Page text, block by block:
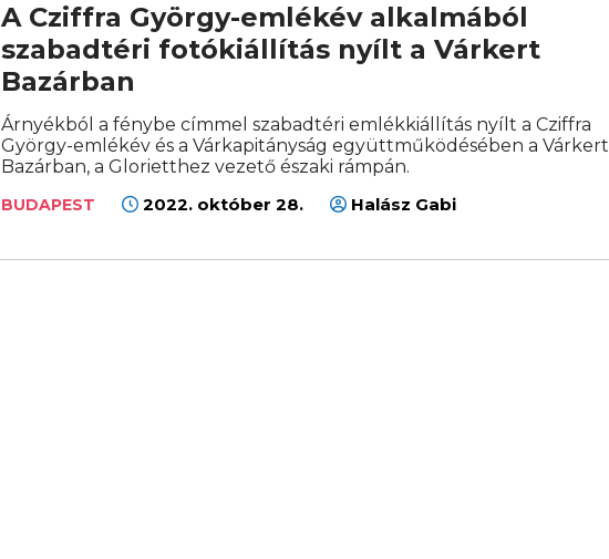
A Cziffra György-emlékév alkalmából
szabadtéri fotókiállítás nyílt a Várkert
Bazárban
Árnyékból a fénybe címmel szabadtéri emlékkiállítás nyílt a Cziffra
György-emlékév és a Várkapitányság együttműködésében a Várkert
Bazárban, a Glorietthez vezető északi rámpán.
BUDAPEST 2022. október 28. Halász Gabi